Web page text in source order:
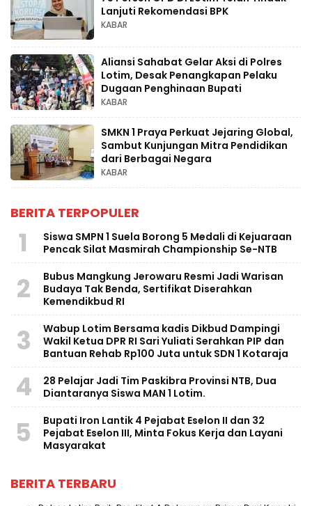
Lanjuti Rekomendasi BPK
KABAR
Aliansi Sahabat Gelar Aksi di Polres
Lotim, Desak Penangkapan Pelaku
Dugaan Penghinaan Bupati
KABAR
SMKN 1 Praya Perkuat Jejaring Global,
Sambut Kunjungan Mitra Pendidikan
dari Berbagai Negara
KABAR
BERITA TERPOPULER
1
Siswa SMPN 1 Suela Borong 5 Medali di Kejuaraan
Pencak Silat Masmirah Championship Se-NTB
2
Bubus Mangkung Jerowaru Resmi Jadi Warisan
Budaya Tak Benda, Sertifikat Diserahkan
Kemendikbud RI
3
Wabup Lotim Bersama kadis Dikbud Dampingi
Wakil Ketua DPR RI Sari Yuliati Serahkan PIP dan
Bantuan Rehab Rp100 Juta untuk SDN 1 Kotaraja
4
28 Pelajar Jadi Tim Paskibra Provinsi NTB, Dua
Diantaranya Siswa MAN 1 Lotim.
5
Bupati Iron Lantik 4 Pejabat Eselon II dan 32
Pejabat Eselon III, Minta Fokus Kerja dan Layani
Masyarakat
BERITA TERBARU